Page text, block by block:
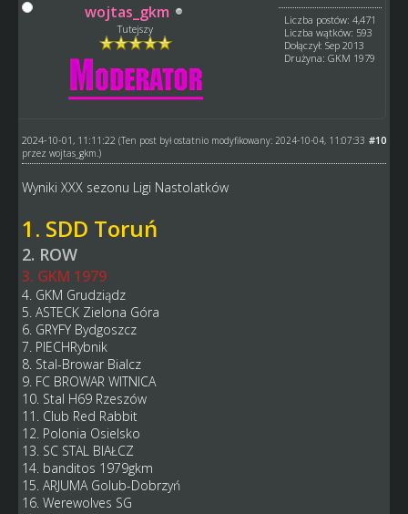
wojtas_gkm
Tutejszy
Liczba postów: 4,471
Liczba wątków: 593
Dołączył: Sep 2013
Drużyna: GKM 1979
#10
2024-10-01, 11:11:22 (Ten post był ostatnio modyfikowany: 2024-10-04, 11:07:33
przez wojtas_gkm.)
Wyniki XXX sezonu Ligi Nastolatków
1. SDD Toruń
2. ROW
3. GKM 1979
4. GKM Grudziądz
5. ASTECK Zielona Góra
6. GRYFY Bydgoszcz
7. PIECHRybnik
8. Stal-Browar Bialcz
9. FC BROWAR WITNICA
10. Stal H69 Rzeszów
11. Club Red Rabbit
12. Polonia Osielsko
13. SC STAL BIAŁCZ
14. banditos 1979gkm
15. ARJUMA Golub-Dobrzyń
16. Werewolves SG